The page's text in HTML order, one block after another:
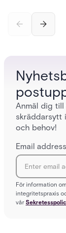
Anmäl dig
skräddarsytt
och behov!
Email address
För information
integritetspraxis
vår